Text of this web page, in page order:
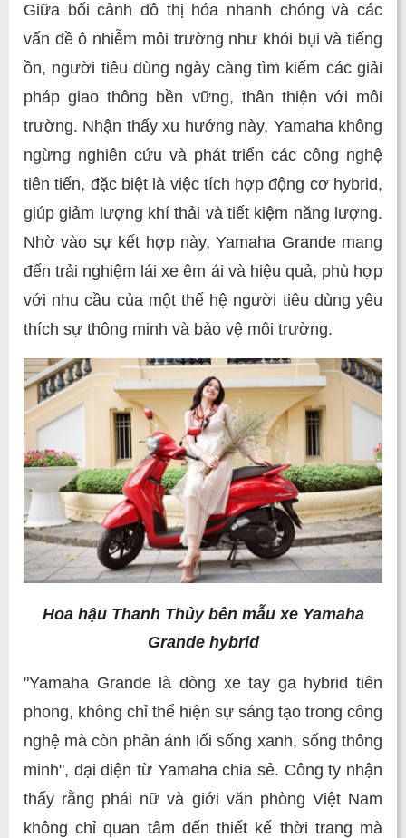
Giữa bối cảnh đô thị hóa nhanh chóng và các
vấn đề ô nhiễm môi trường như khói bụi và tiếng
ồn, người tiêu dùng ngày càng tìm kiếm các giải
pháp giao thông bền vững, thân thiện với môi
trường. Nhận thấy xu hướng này, Yamaha không
ngừng nghiên cứu và phát triển các công nghệ
tiên tiến, đặc biệt là việc tích hợp động cơ hybrid,
giúp giảm lượng khí thải và tiết kiệm năng lượng.
Nhờ vào sự kết hợp này, Yamaha Grande mang
đến trải nghiệm lái xe êm ái và hiệu quả, phù hợp
với nhu cầu của một thế hệ người tiêu dùng yêu
thích sự thông minh và bảo vệ môi trường.
Hoa hậu Thanh Thủy bên mẫu xe Yamaha
Grande hybrid
"Yamaha Grande là dòng xe tay ga hybrid tiên
phong, không chỉ thể hiện sự sáng tạo trong công
nghệ mà còn phản ánh lối sống xanh, sống thông
minh", đại diện từ Yamaha chia sẻ. Công ty nhận
thấy rằng phái nữ và giới văn phòng Việt Nam
không chỉ quan tâm đến thiết kế thời trang mà